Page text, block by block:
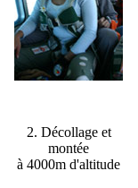
2. Décollage et
montée
à 4000m d'altitude